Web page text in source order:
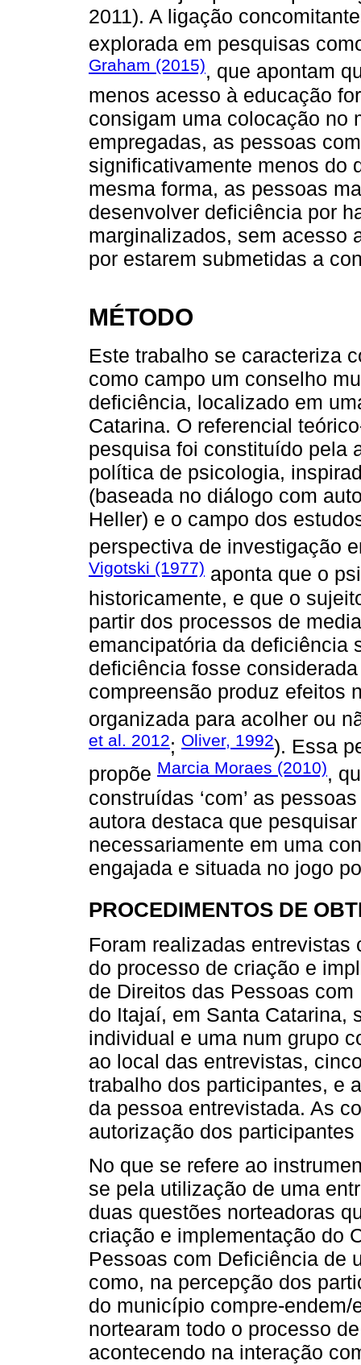
2011). A ligação
explorada em pesquisas
Graham (2015), que apontam
menos acesso à educação
consigam uma colocação no
empregadas, as pessoas
significativamente menos do
mesma forma, as pessoas
desenvolver deficiência por
marginalizados, sem acesso
por estarem submetidas a
MÉTODO
Este trabalho se caracteriza
como campo um conselho
deficiência, localizado em
Catarina. O referencial
pesquisa foi constituído pela
política de psicologia,
(baseada no diálogo com
Heller) e o campo dos
perspectiva de investigação
Vigotski (1977) aponta que o
historicamente, e que o
partir dos processos de
emancipatória da deficiência
deficiência fosse
compreensão produz efeitos
organizada para acolher ou
et al. 2012; Oliver, 1992). Essa
propõe Marcia Moraes (2010),
construídas ‘com’ as
autora destaca que pesquisar
necessariamente em uma
engajada e situada no jogo
PROCEDIMENTOS DE
Foram realizadas
do processo de criação e
de Direitos das Pessoas
do Itajaí, em Santa Catarina,
individual e uma num grupo
ao local das entrevistas,
trabalho dos participantes, e
da pessoa entrevistada. As
autorização dos
No que se refere ao
se pela utilização de uma
duas questões norteadoras
criação e implementação do
Pessoas com Deficiência de
como, na percepção dos
do município compre-
nortearam todo o processo
acontecendo na interação